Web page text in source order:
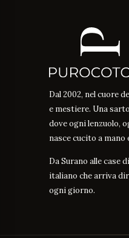
Dal 2002, nel cuore
e mestiere. Una
dove ogni lenzuolo,
nasce cucito a mano
Da Surano alle case
italiano che arriva
ogni giorno.